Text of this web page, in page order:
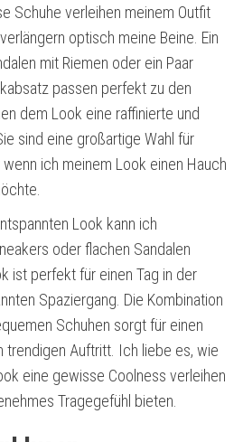
Schuhe verleihen meinem Outfit
optisch meine Beine. Ein
mit Riemen oder ein Paar
passen perfekt zu den
dem Look eine raffinierte und
sind eine großartige Wahl für
ich meinem Look einen Hauch
Look kann ich
oder flachen Sandalen
ist perfekt für einen Tag in der
Spaziergang. Die Kombination
Schuhen sorgt für einen
trendigen Auftritt. Ich liebe es, wie
eine gewisse Coolness verleihen
Tragegefühl bieten.